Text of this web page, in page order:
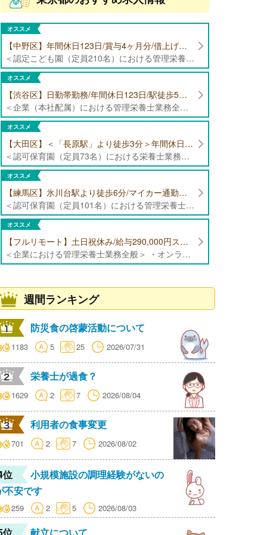
オススメ
【中野区】年間休日123日/賞与4ヶ月分/借上げ住宅制度あり 認定こども園（定員210名）にて管理栄養士・栄養士募集！
＜認定こども園（定員210名）における管理栄養士・栄養士業務全般＞ ・管理栄養士、栄養士業務全般
オススメ
【渋谷区】日勤帯勤務/年間休日123日/駅徒歩5分/企業（本社配属）にて管理栄養士募集！
＜企業（本社配属）における管理栄養士業務全般＞ ・本社および在宅（週1日程度）で、運営・受託する保育園（約50箇所）の管理栄養士・マネジメント業務全般 ・調理指導、育成 ・調理代行※欠員時 ・衛生管理 ・献立作成 ・食材発注 ・園長、調理スタッフとの給食会議 ・クライアント企業との給食会議（食育等の企画提案） ・採用業務（面接・施設見学同行）など ・担当保育園の定期巡回（直行やオンライン対応あり） ※23区内の認可保育園や、事業所内保育園（市川市、古河市、厚木市・追浜等）
オススメ
【大田区】＜「長原駅」より徒歩3分＞年間休日120日以上/最大10連休取得可能/日勤帯勤務のみ 認可保育園（定員73名）にて、栄養士の募集！
＜認可保育園（定員73名）における栄養士業務全般＞ ・調理（朝おやつ・給食・おやつ・補食） ・盛付け、片づけ ・食育、保育室への給食ラウンド、事務業務 ・調理室のお掃除、備蓄の確認、発注など ※定員:73名(0歳児6名、1歳歳児10名、2歳児12名、3歳-5歳児各15名)
オススメ
【練馬区】氷川台駅より徒歩6分/マイカー通勤可能/年間休日120日/賞与高水準 認可保育園（定員101名）にて管理栄養士・栄養士・調理師募集！
＜認可保育園（定員101名）における管理栄養士・栄養士・調理師業務全般＞ ・調理業務全般 ・離乳食、アレルギー除去食対応 ・食育活動
オススメ
【フルリモート】土日祝休み/給与290,000円スタート/残業少なめ 企業にて管理栄養士の募集！
＜企業における管理栄養士業務全般＞ ・オンラインでの栄養指導業務 ・サービス（生活習慣病重症化予防）の品質管理 ・専用アプリを通じたチャットでの栄養指導業務 ※フルリモートにて勤務可能です。 【応募条件】特定保健指導もしくは病院での栄養指導3年以上
週間ランキング
防災食の啓蒙活動について
1183 5 25 2026/07/31
栄養士が過食？
1629 2 7 2026/08/04
利用者の食事変更
701 2 7 2026/08/02
位
小規模施設の調理経験がないの
不安です
259 2 5 2026/08/03
位 献立について